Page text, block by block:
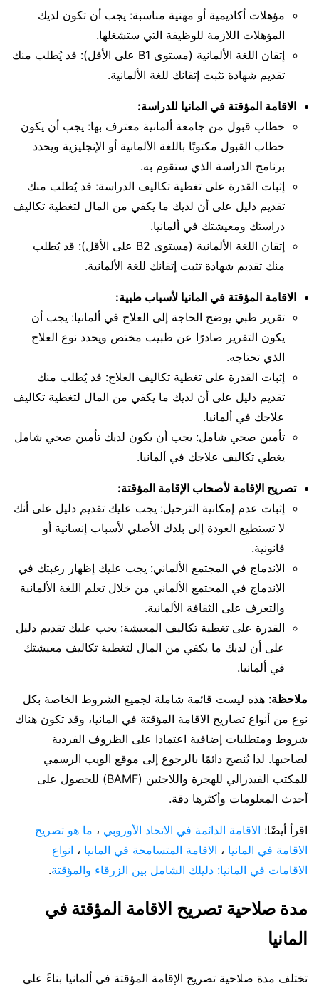
مؤهلات أكاديمية أو مهنية مناسبة: يجب أن تكون لديك
المؤهلات اللازمة للوظيفة التي ستشغلها.
إتقان اللغة الألمانية (مستوى B1 على الأقل): قد يُطلب منك
تقديم شهادة تثبت إتقانك للغة الألمانية.
الاقامة المؤقتة في المانيا للدراسة:
خطاب قبول من جامعة ألمانية معترف بها: يجب أن يكون
خطاب القبول مكتوبًا باللغة الألمانية أو الإنجليزية ويحدد
برنامج الدراسة الذي ستقوم به.
إثبات القدرة على تغطية تكاليف الدراسة: قد يُطلب منك
تقديم دليل على أن لديك ما يكفي من المال لتغطية تكاليف
دراستك ومعيشتك في ألمانيا.
إتقان اللغة الألمانية (مستوى B2 على الأقل): قد يُطلب
منك تقديم شهادة تثبت إتقانك للغة الألمانية.
الاقامة المؤقتة في المانيا لأسباب طبية:
تقرير طبي يوضح الحاجة إلى العلاج في ألمانيا: يجب أن
يكون التقرير صادرًا عن طبيب مختص ويحدد نوع العلاج
الذي تحتاجه.
إثبات القدرة على تغطية تكاليف العلاج: قد يُطلب منك
تقديم دليل على أن لديك ما يكفي من المال لتغطية تكاليف
علاجك في ألمانيا.
تأمين صحي شامل: يجب أن يكون لديك تأمين صحي شامل
يغطي تكاليف علاجك في ألمانيا.
تصريح الإقامة لأصحاب الإقامة المؤقتة:
إثبات عدم إمكانية الترحيل: يجب عليك تقديم دليل على أنك
لا تستطيع العودة إلى بلدك الأصلي لأسباب إنسانية أو
قانونية.
الاندماج في المجتمع الألماني: يجب عليك إظهار رغبتك في
الاندماج في المجتمع الألماني من خلال تعلم اللغة الألمانية
والتعرف على الثقافة الألمانية.
القدرة على تغطية تكاليف المعيشة: يجب عليك تقديم دليل
على أن لديك ما يكفي من المال لتغطية تكاليف معيشتك
في ألمانيا.
ملاحظة: هذه ليست قائمة شاملة لجميع الشروط الخاصة بكل
نوع من أنواع تصاريح الاقامة المؤقتة في المانيا، وقد تكون هناك
شروط ومتطلبات إضافية اعتمادا على الظروف الفردية
لصاحبها. لذا يُنصح دائمًا بالرجوع إلى موقع الويب الرسمي
للمكتب الفيدرالي للهجرة واللاجئين (BAMF) للحصول على
أحدث المعلومات وأكثرها دقة.
اقرأ أيضًا: الاقامة الدائمة في الاتحاد الأوروبي ، ما هو تصريح
الاقامة في المانيا ، الاقامة المتسامحة في المانيا ، انواع
الاقامات في المانيا: دليلك الشامل بين الزرقاء والمؤقتة.
مدة صلاحية تصريح الاقامة المؤقتة في
المانيا
تختلف مدة صلاحية تصريح الإقامة المؤقتة في ألمانيا بناءً على